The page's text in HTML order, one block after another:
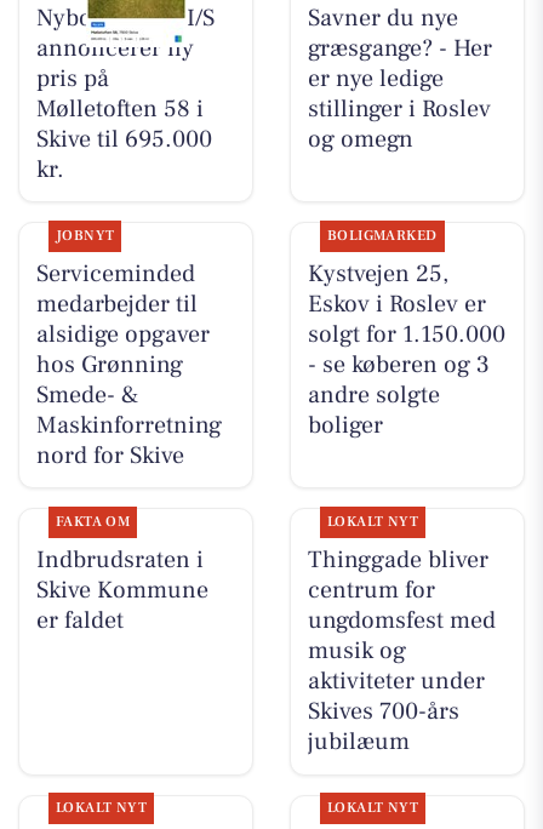
Nybolig Skive I/S
annoncerer ny
pris på
Mølletoften 58 i
Skive til 695.000
kr.
Savner du nye
græsgange? - Her
er nye ledige
stillinger i Roslev
og omegn
JOBNYT
Serviceminded
medarbejder til
alsidige opgaver
hos Grønning
Smede- &
Maskinforretning
nord for Skive
BOLIGMARKED
Kystvejen 25,
Eskov i Roslev er
solgt for 1.150.000
- se køberen og 3
andre solgte
boliger
FAKTA OM
Indbrudsraten i
Skive Kommune
er faldet
LOKALT NYT
Thinggade bliver
centrum for
ungdomsfest med
musik og
aktiviteter under
Skives 700-års
jubilæum
LOKALT NYT LOKALT NYT